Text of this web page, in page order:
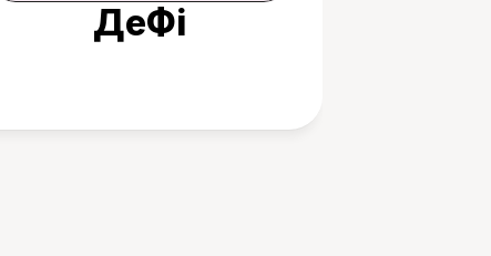
ДеФі